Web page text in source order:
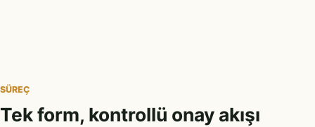
SÜREÇ
Tek form, kontrollü onay akışı